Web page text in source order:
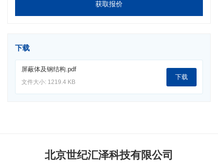
获取报价
下载
屏蔽体及钢结构.pdf
文件大小: 1219.4 KB
下载
北京世纪汇泽科技有限公司